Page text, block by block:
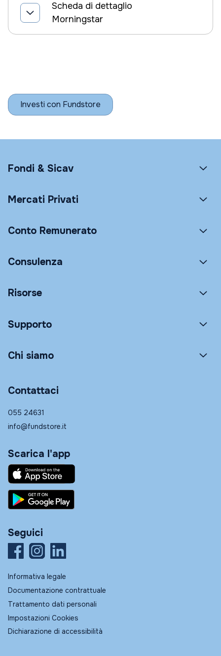
Scheda di dettaglio
Morningstar
Investi con Fundstore
Fondi & Sicav
Mercati Privati
Conto Remunerato
Consulenza
Risorse
Supporto
Chi siamo
Contattaci
055 24631
info@fundstore.it
Scarica l'app
Seguici
Informativa legale
Documentazione contrattuale
Trattamento dati personali
Impostazioni Cookies
Dichiarazione di accessibilità